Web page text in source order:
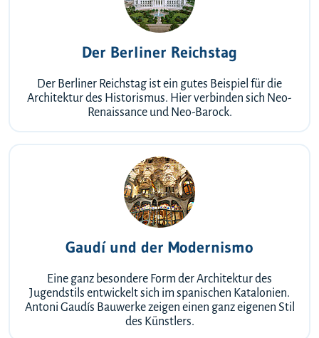
Der Berliner Reichstag
Der Berliner Reichstag ist ein gutes Beispiel für die
Architektur des Historismus. Hier verbinden sich Neo-
Renaissance und Neo-Barock.
Gaudí und der Modernismo
Eine ganz besondere Form der Architektur des
Jugendstils entwickelt sich im spanischen Katalonien.
Antoni Gaudís Bauwerke zeigen einen ganz eigenen Stil
des Künstlers.